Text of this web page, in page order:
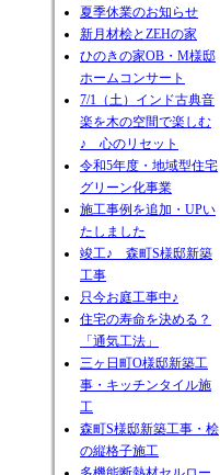
夏季休業のお知らせ
新月材桧とZEHの家
ひのきの家OB・M様邸
ホームコンサート
7/1（土）インド古典音
楽を木の空間で楽しむ
♪ 心のリセット
令和5年度・地域型住宅
グリーン化事業
施工事例を追加・UPい
たしました
竣工♪ 森町S様邸新築
工事
只今お庭工事中♪
住宅の寿命を決める？
「通気工法」
三ヶ日町O様邸新築工
事・キッチンタイル施
工
森町S様邸新築工事・桧
の縦格子施工